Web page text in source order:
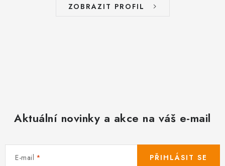
ZOBRAZIT PROFIL
Aktuální novinky a akce na váš e-mail
E-mail PŘIHLÁSIT SE